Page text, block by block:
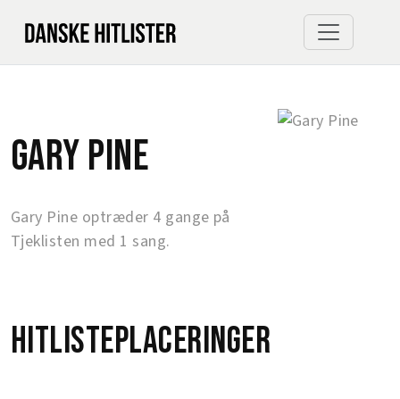
Gary Pine
Gary Pine optræder 4 gange på
Tjeklisten med 1 sang.
Hitlisteplaceringer